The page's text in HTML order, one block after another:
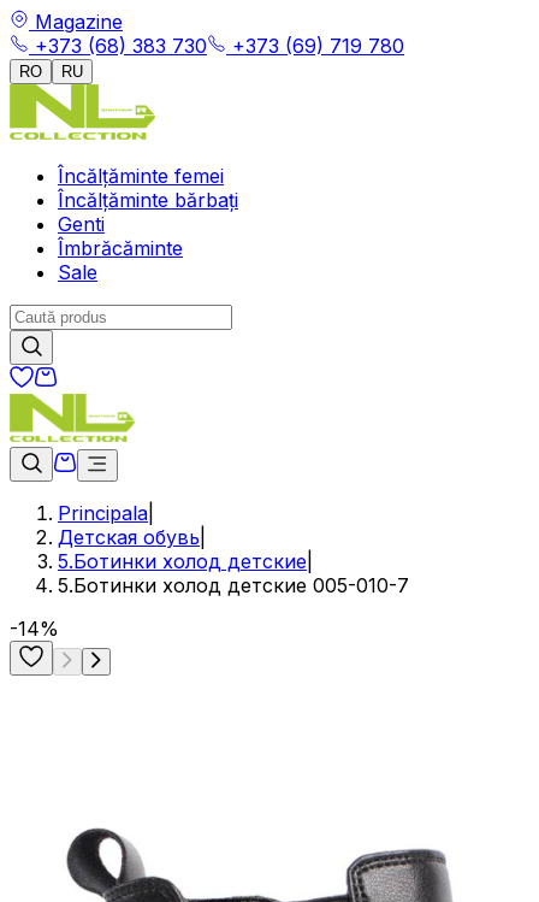
Magazine
+373 (68) 383 730
+373 (69) 719 780
RO RU
Încălțăminte femei
Încălțăminte bărbați
Genti
Îmbrăcăminte
Sale
Principala
Детская обувь
5.Ботинки холод детские
5.Ботинки холод детские 005-010-7
-14%